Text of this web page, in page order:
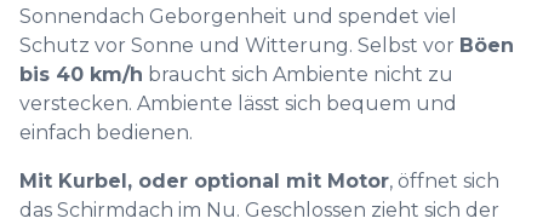
Sonnendach Geborgenheit und spendet viel
Schutz vor Sonne und Witterung. Selbst vor Böen
bis 40 km/h braucht sich Ambiente nicht zu
verstecken. Ambiente lässt sich bequem und
einfach bedienen.
Mit Kurbel, oder optional mit Motor, öffnet sich
das Schirmdach im Nu. Geschlossen zieht sich der